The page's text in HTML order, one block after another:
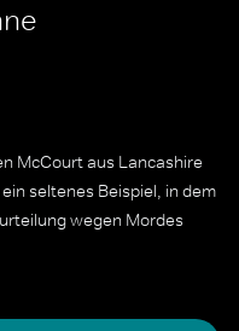
McCourt aus Lancashire
seltenes Beispiel, in dem
wegen Mordes